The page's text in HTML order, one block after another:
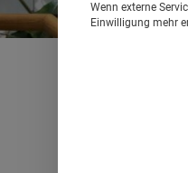
Wenn externe
Einwilligung mehr